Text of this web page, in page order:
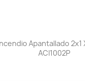
Apantallado 2x1
ACI1002P